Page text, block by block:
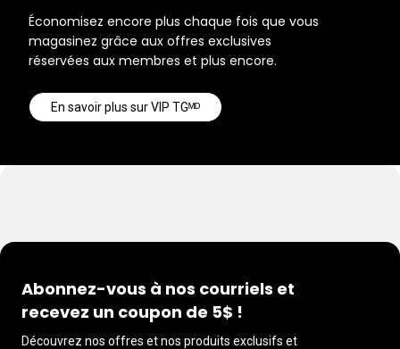
Économisez encore plus chaque fois que vous
magasinez grâce aux offres exclusives
réservées aux membres et plus encore.
En savoir plus sur VIP TGᴹᴰ
Abonnez-vous à nos courriels et
recevez un coupon de 5$ !
Découvrez nos offres et nos produits exclusifs et